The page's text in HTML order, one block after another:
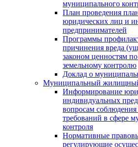
муниципального
План проведения
юридических лиц и
предпринимателей
Программы
причинения вреда
законом ценностям
земельному контролю
Доклад о
Муниципальный
Информирование
индивидуальных
вопросам соблюдения
требований в сфере
контроля
Нормативные
регулирующие